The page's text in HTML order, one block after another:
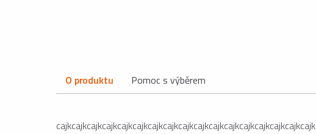
O produktu Pomoc s výběrem
cajkcajkcajkcajkcajkcajkcajkcajkcajkcajkcajkcajkcajkcajkcajkcajkcajk